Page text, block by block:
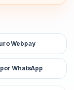
Webpay
WhatsApp